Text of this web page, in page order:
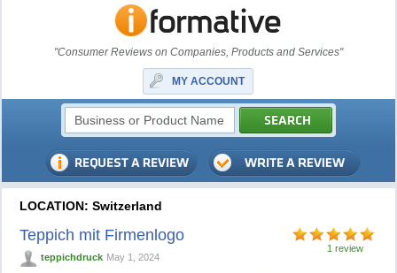
"Consumer Reviews on Companies, Products and Services"
MY ACCOUNT
LOCATION: Switzerland
1 review
Teppich mit Firmenlogo
teppichdruck May 1, 2024